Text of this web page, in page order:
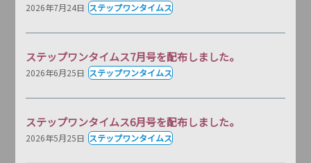
2026年7月24日 ステップワンタイムス
ステップワンタイムス7月号を配布しました。
2026年6月25日 ステップワンタイムス
ステップワンタイムス6月号を配布しました。
2026年5月25日 ステップワンタイムス